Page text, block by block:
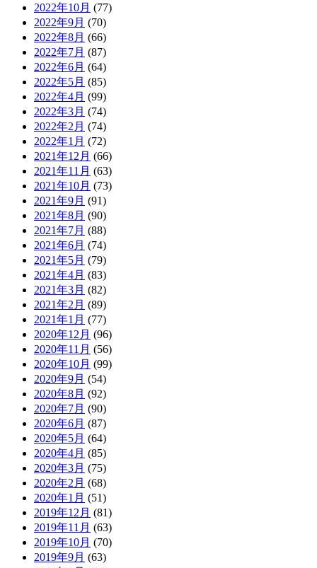
2022年10月 (77)
2022年9月 (70)
2022年8月 (66)
2022年7月 (87)
2022年6月 (64)
2022年5月 (85)
2022年4月 (99)
2022年3月 (74)
2022年2月 (74)
2022年1月 (72)
2021年12月 (66)
2021年11月 (63)
2021年10月 (73)
2021年9月 (91)
2021年8月 (90)
2021年7月 (88)
2021年6月 (74)
2021年5月 (79)
2021年4月 (83)
2021年3月 (82)
2021年2月 (89)
2021年1月 (77)
2020年12月 (96)
2020年11月 (56)
2020年10月 (99)
2020年9月 (54)
2020年8月 (92)
2020年7月 (90)
2020年6月 (87)
2020年5月 (64)
2020年4月 (85)
2020年3月 (75)
2020年2月 (68)
2020年1月 (51)
2019年12月 (81)
2019年11月 (63)
2019年10月 (70)
2019年9月 (63)